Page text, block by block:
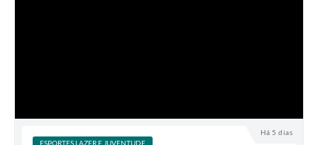
Há 5 dias
ESPORTES,LAZER E JUVENTUDE